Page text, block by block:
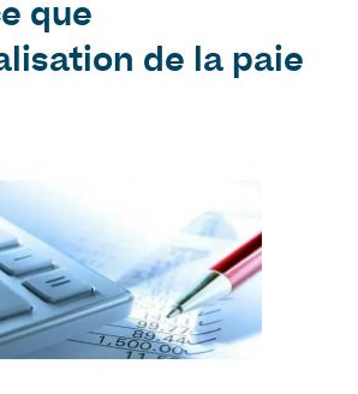
que
de la paie